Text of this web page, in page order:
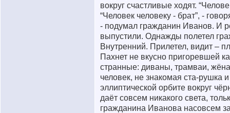
вокруг счастливые ходят.
“Человек человеку - брат”, -
- подумал гражданин Иванов. И
выпустили. Однажды полетел
Внутренний. Прилетел, видит –
Пахнет не вкусно пригоревшей
странные: диваны, трамваи,
человек, не знакомая ста-
эллиптической орбите вокруг
даёт совсем никакого света,
гражданина Иванова насовсем